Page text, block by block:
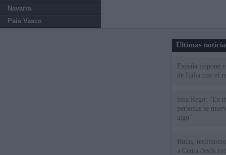
Navarra
País Vasco
Últimas
España impone
de Italia tras el
Sira Rego: "Es
personas se
algo"
Rutas,
a Ceuta desde